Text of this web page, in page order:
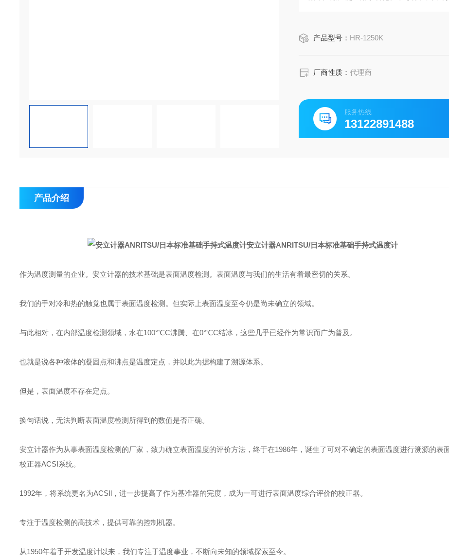
产品型号： HR-1250K
厂商性质：代理商
服务热线
13122891488
产品介绍
安立计器ANRITSU/日本标准基础手持式温度计
作为温度测量的企业。安立计器的技术基础是表面温度检测。表面温度与我们的生活有着最密切的关系。
我们的手对冷和热的触觉也属于表面温度检测。但实际上表面温度至今仍是尚未确立的领域。
与此相对，在内部温度检测领域，水在100°℃C沸腾、在0°℃C结冰，这些几乎已经作为常识而广为普及。
也就是说各种液体的凝固点和沸点是温度定点，并以此为据构建了溯源体系。
但是，表面温度不存在定点。
换句话说，无法判断表面温度检测所得到的数值是否正确。
安立计器作为从事表面温度检测的厂家，致力确立表面温度的评价方法，终于在1986年，诞生了可对不确定的表面温度进行溯源的表
校正器ACSI系统。
1992年，将系统更名为ACSIl，进一步提高了作为基准器的完度，成为一可进行表面温度综合评价的校正器。
专注于温度检测的高技术，提供可靠的控制机器。
从1950年着手开发温度计以来，我们专注于温度事业，不断向未知的领域探索至今。